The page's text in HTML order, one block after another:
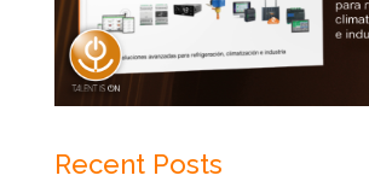
Recent Posts